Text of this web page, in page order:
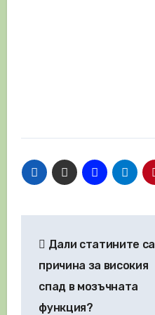
Дали статините са
причина за високия
спад в мозъчната
функция?